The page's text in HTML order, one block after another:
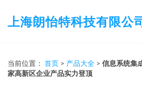
上海朗怡特科技有限公
当前位置： 首页 > 产品大全 > 信息系统集
家高新区企业产品实力登顶